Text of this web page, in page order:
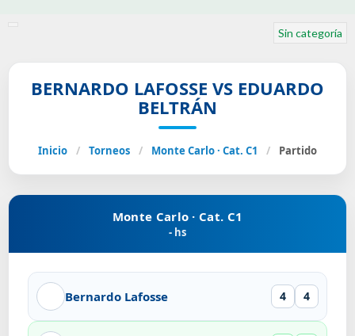
Sin categoría
BERNARDO LAFOSSE VS EDUARDO
BELTRÁN
Inicio / Torneos / Monte Carlo · Cat. C1 / Partido
Monte Carlo · Cat. C1
- hs
Bernardo Lafosse 4 4